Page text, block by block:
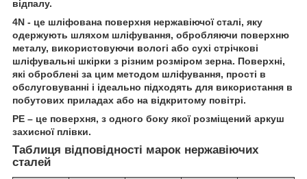
відпалу.
4N - це шліфована поверхня нержавіючої сталі, яку
одержують шляхом шліфування, обробляючи поверхню
металу, використовуючи вологі або сухі стрічкові
шліфувальні шкірки з різним розміром зерна. Поверхні,
які оброблені за цим методом шліфування, прості в
обслуговуванні і ідеально підходять для використання в
побутових приладах або на відкритому повітрі.
РЕ – це поверхня, з одного боку якої розміщений аркуш
захисної плівки.
Таблиця відповідності марок нержавіючих
сталей